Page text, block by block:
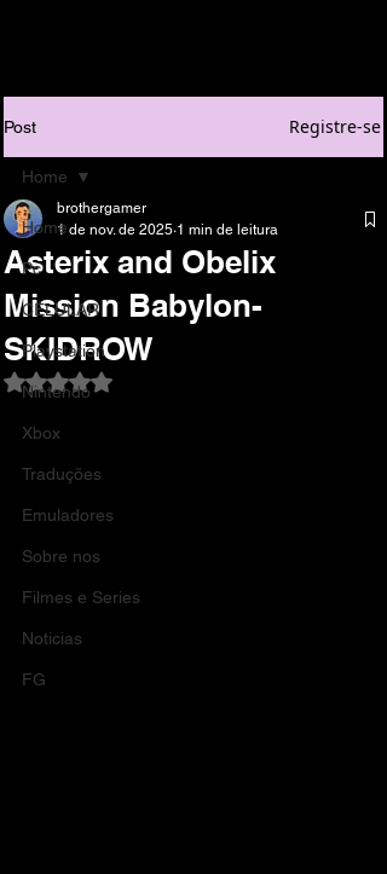
Post Registre-se
Home
Pc
CELULAR
Playstation
Nintendo
Xbox
Traduções
Emuladores
Sobre nos
Filmes e Series
Noticias
FG
Home
Asterix and Obelix
Mission Babylon-
SKIDROW
brothergamer
1 de nov. de 2025 1 min de leitura
Avaliado com NaN de 5 estrelas.